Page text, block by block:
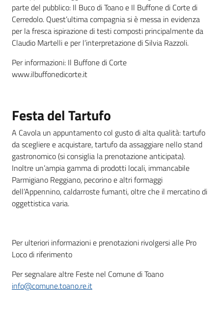
parte del pubblico: Il Buco di Toano e Il Buffone di Corte di
Cerredolo. Quest’ultima compagnia si è messa in evidenza
per la fresca ispirazione di testi composti principalmente da
Claudio Martelli e per l’interpretazione di Silvia Razzoli.
Per informazioni: Il Buffone di Corte
www.ilbuffonedicorte.it
Festa del Tartufo
A Cavola un appuntamento col gusto di alta qualità: tartufo
da scegliere e acquistare, tartufo da assaggiare nello stand
gastronomico (si consiglia la prenotazione anticipata).
Inoltre un’ampia gamma di prodotti locali, immancabile
Parmigiano Reggiano, pecorino e altri formaggi
dell’Appennino, caldarroste fumanti, oltre che il mercatino di
oggettistica varia.
Per ulteriori informazioni e prenotazioni rivolgersi alle Pro
Loco di riferimento
Per segnalare altre Feste nel Comune di Toano
info@comune.toano.re.it